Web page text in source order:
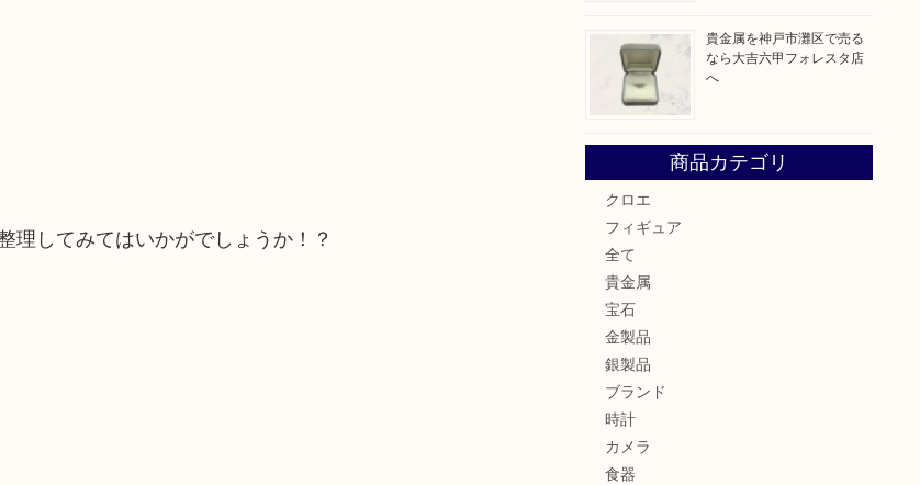
理してみてはいかがでしょうか！？
貴金属を神戸市灘区で売る
なら大吉六甲フォレスタ店
へ
商品カテゴリ
クロエ
フィギュア
全て
貴金属
宝石
金製品
銀製品
ブランド
時計
カメラ
食器